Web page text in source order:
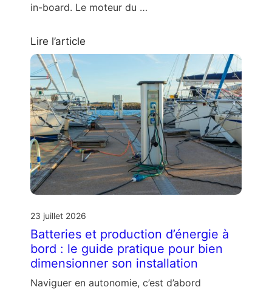
in-board. Le moteur du …
Lire l’article
23 juillet 2026
Batteries et production d’énergie à
bord : le guide pratique pour bien
dimensionner son installation
Naviguer en autonomie, c’est d’abord